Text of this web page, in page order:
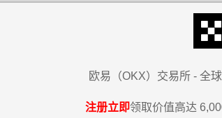
欧易（OKX）交易所 - 全
注册立即领取价值高达